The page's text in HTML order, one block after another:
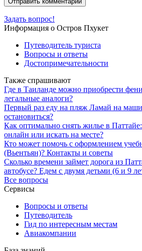
Задать вопрос!
Информация о Остров Пхукет
Путеводитель туриста
Вопросы и ответы
Достопримечательности
Также спрашивают
Где в Таиланде можно приобрести
легальные аналоги?
Первый раз еду на пляж Ламай на
остановиться?
Как оптимально снять жилье в
онлайн или искать на месте?
Кто может помочь с оформлением
(Вьентьян)? Контакты и советы
Сколько времени займет дорога из
автобусе? Едем с двумя детьми (6 и 9
Все вопросы
Сервисы
Вопросы и ответы
Путеводитель
Гид по интересным местам
Авиакомпании